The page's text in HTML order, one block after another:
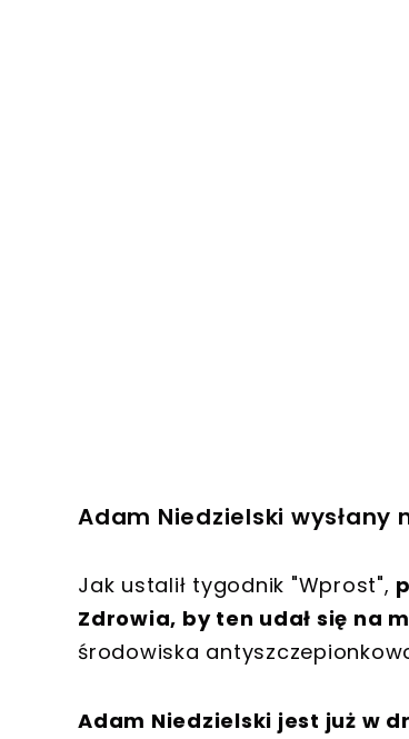
Adam Niedzielski wysłany
Jak ustalił tygodnik "Wprost",
Zdrowia, by ten udał się na
środowiska
Adam Niedzielski jest już w